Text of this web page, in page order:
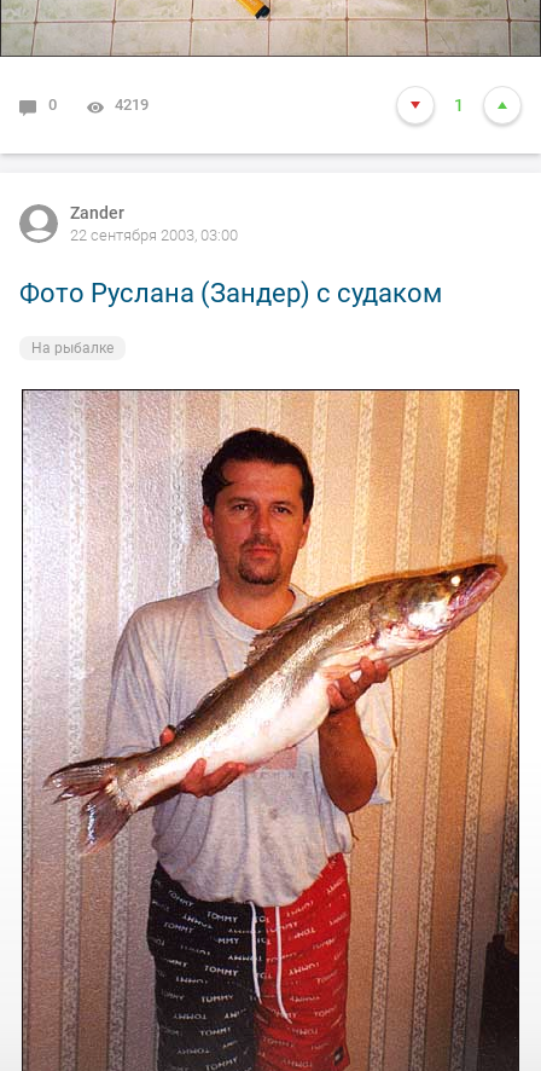
0 4219 1
Zander
22 сентября 2003, 03:00
Фото Руслана (Зандер) с судаком
На рыбалке